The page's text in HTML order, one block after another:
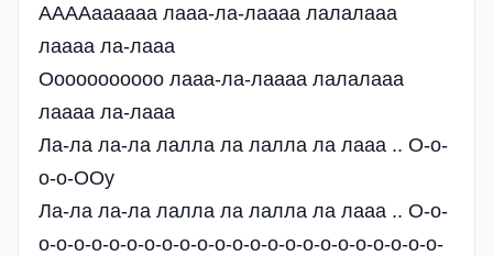
ААААаааааа лааа-ла-лаааа лалалааа
лаааа ла-лааа
Ооооооооооо лааа-ла-лаааа лалалааа
лаааа ла-лааа
Ла-ла ла-ла лалла ла лалла ла лааа .. О-о-
о-о-ООу
Ла-ла ла-ла лалла ла лалла ла лааа .. О-о-
о-о-о-о-о-о-о-о-о-о-о-о-о-о-о-о-о-о-о-о-о-о-о-